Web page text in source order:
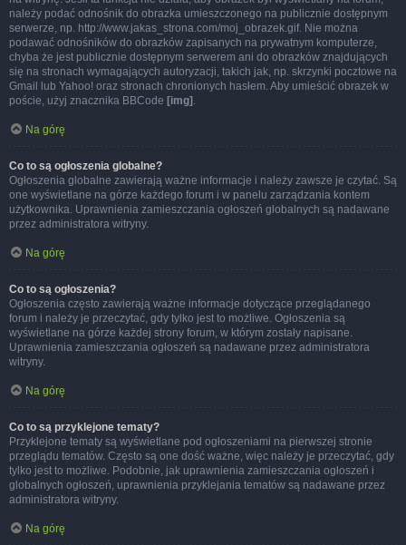
należy podać odnośnik do obrazka umieszczonego na publicznie dostępnym
serwerze, np. http://www.jakas_strona.com/moj_obrazek.gif. Nie można
podawać odnośników do obrazków zapisanych na prywatnym komputerze,
chyba że jest publicznie dostępnym serwerem ani do obrazków znajdujących
się na stronach wymagających autoryzacji, takich jak, np. skrzynki pocztowe na
Gmail lub Yahoo! oraz stronach chronionych hasłem. Aby umieścić obrazek w
poście, użyj znacznika BBCode [img] .
Na górę
Co to są ogłoszenia globalne?
Ogłoszenia globalne zawierają ważne informacje i należy zawsze je czytać. Są
one wyświetlane na górze każdego forum i w panelu zarządzania kontem
użytkownika. Uprawnienia zamieszczania ogłoszeń globalnych są nadawane
przez administratora witryny.
Na górę
Co to są ogłoszenia?
Ogłoszenia często zawierają ważne informacje dotyczące przeglądanego
forum i należy je przeczytać, gdy tylko jest to możliwe. Ogłoszenia są
wyświetlane na górze każdej strony forum, w którym zostały napisane.
Uprawnienia zamieszczania ogłoszeń są nadawane przez administratora
witryny.
Na górę
Co to są przyklejone tematy?
Przyklejone tematy są wyświetlane pod ogłoszeniami na pierwszej stronie
przeglądu tematów. Często są one dość ważne, więc należy je przeczytać, gdy
tylko jest to możliwe. Podobnie, jak uprawnienia zamieszczania ogłoszeń i
globalnych ogłoszeń, uprawnienia przyklejania tematów są nadawane przez
administratora witryny.
Na górę